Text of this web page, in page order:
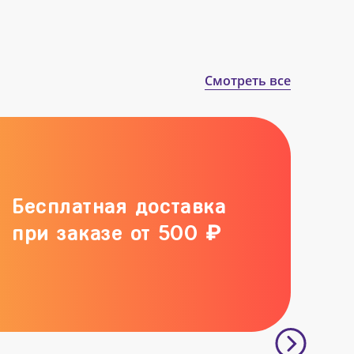
Смотреть все
Бесплатная доставка
при заказе от 500 ₽